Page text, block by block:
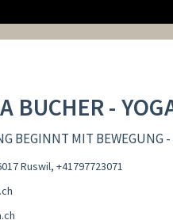
BUCHER -
BEGINNT MIT
Ruswil, +41797723071